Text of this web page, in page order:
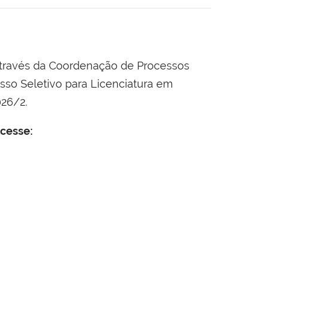
da Coordenação de Processos
Seletivo para Licenciatura em
2.